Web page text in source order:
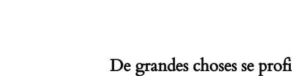
De grandes choses se